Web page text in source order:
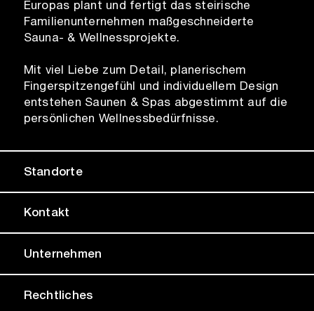
Europas plant und fertigt das steirische
Familienunternehmen maßgeschneiderte
Sauna- & Wellnessprojekte.
Mit viel Liebe zum Detail, planerischem
Fingerspitzengefühl und individuellem Design
entstehen Saunen & Spas abgestimmt auf die
persönlichen Wellnessbedürfnisse.
Standorte
Kontakt
Unternehmen
Rechtliches